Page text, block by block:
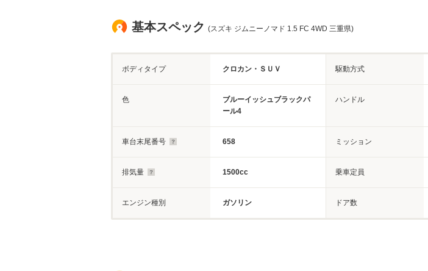
基本スペック (スズキ ジムニーノマド 1.5 FC 4WD 三重県)
ボディタイプ クロカン・ＳＵＶ 駆動方式
色
ブルーイッシュブラックパ
ール4
ハンドル
車台末尾番号 658 ミッション
排気量 1500cc 乗車定員
エンジン種別 ガソリン ドア数